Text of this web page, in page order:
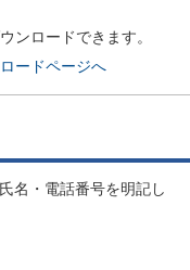
ンロードできます。
ードページへ
名・電話番号を明記し